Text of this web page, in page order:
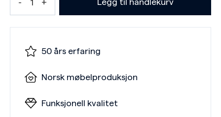
Legg til handlekurv
50 års erfaring
Norsk møbelproduksjon
Funksjonell kvalitet